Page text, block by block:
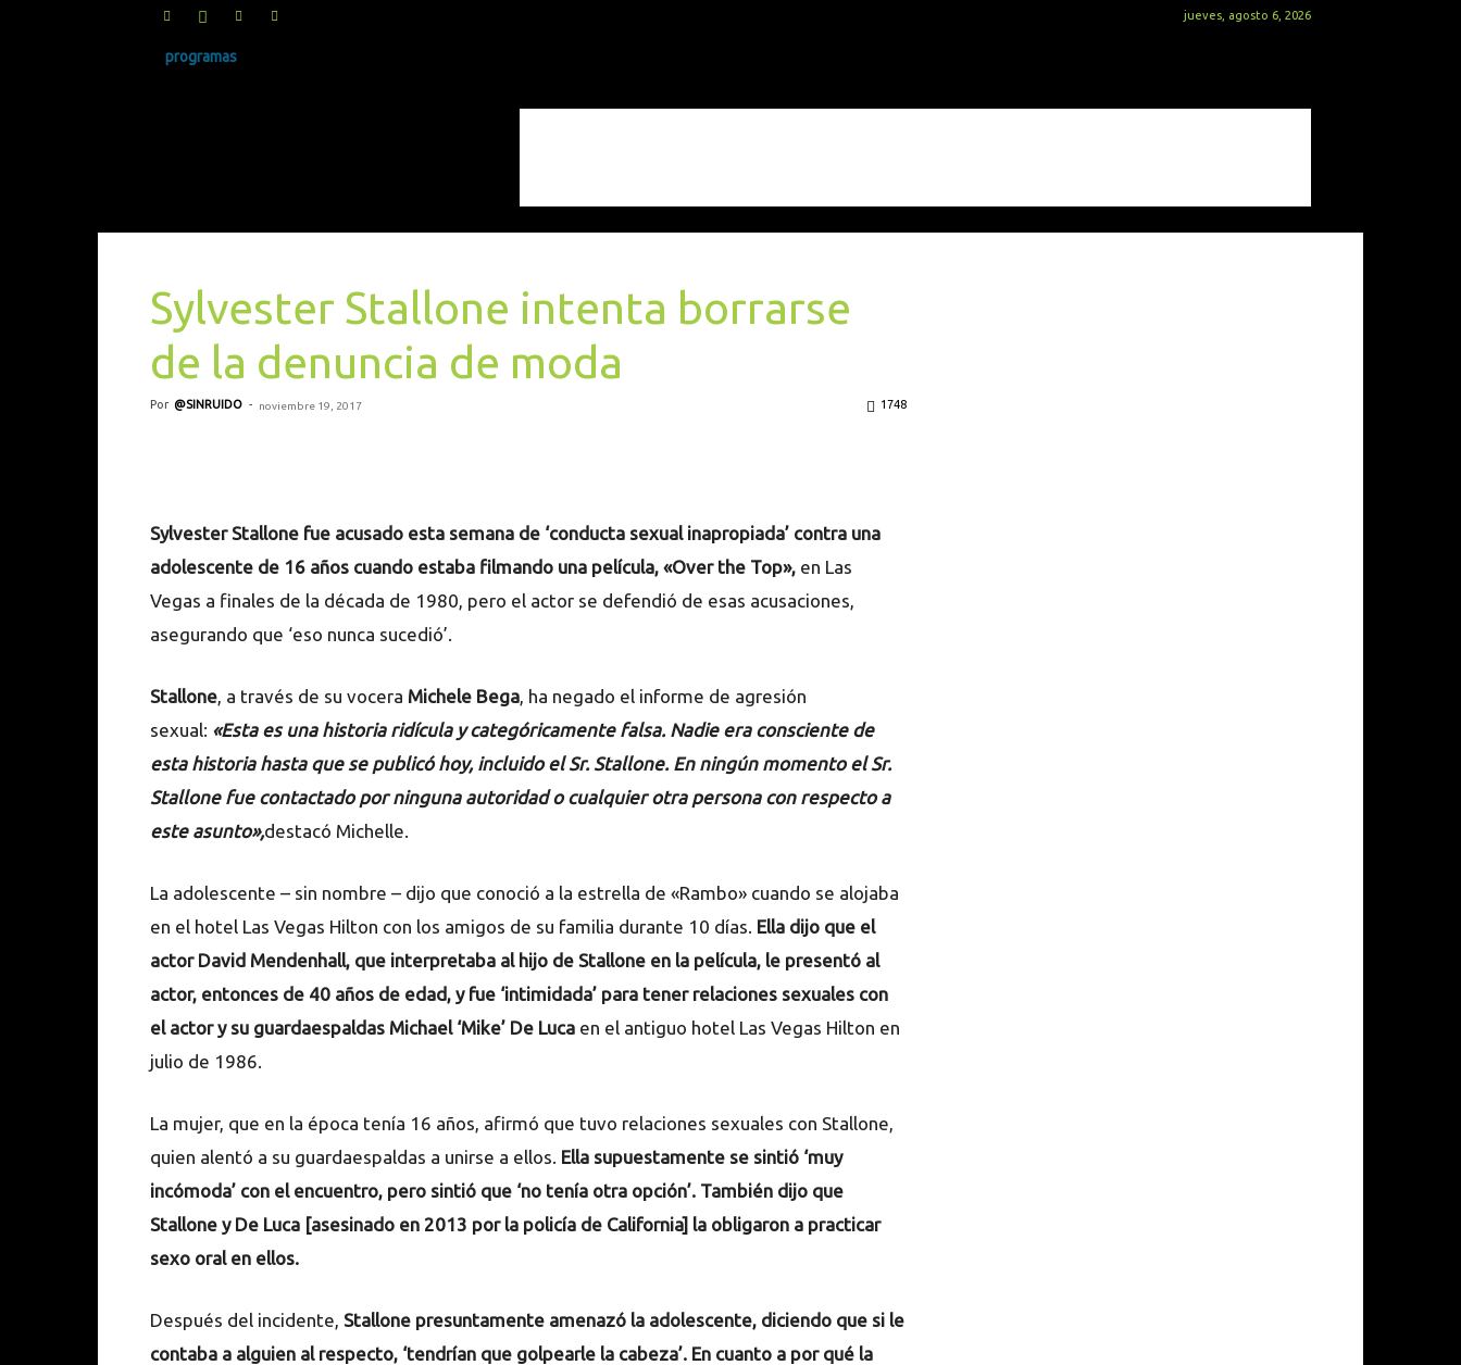
jueves, agosto 6, 2026
programas
Sylvester Stallone intenta borrarse
de la denuncia de moda
Por @SINRUIDO - noviembre 19, 2017 1748
Sylvester Stallone fue acusado esta semana de ‘conducta sexual inapropiada’ contra una
adolescente de 16 años cuando estaba filmando una película, «Over the Top», en Las
Vegas a finales de la década de 1980, pero el actor se defendió de esas acusaciones,
asegurando que ‘eso nunca sucedió’.
Stallone, a través de su vocera Michele Bega, ha negado el informe de agresión
sexual: «Esta es una historia ridícula y categóricamente falsa. Nadie era consciente de
esta historia hasta que se publicó hoy, incluido el Sr. Stallone. En ningún momento el Sr.
Stallone fue contactado por ninguna autoridad o cualquier otra persona con respecto a
este asunto»,destacó Michelle.
La adolescente – sin nombre – dijo que conoció a la estrella de «Rambo» cuando se alojaba
en el hotel Las Vegas Hilton con los amigos de su familia durante 10 días. Ella dijo que el
actor David Mendenhall, que interpretaba al hijo de Stallone en la película, le presentó al
actor, entonces de 40 años de edad, y fue ‘intimidada’ para tener relaciones sexuales con
el actor y su guardaespaldas Michael ‘Mike’ De Luca en el antiguo hotel Las Vegas Hilton en
julio de 1986.
La mujer, que en la época tenía 16 años, afirmó que tuvo relaciones sexuales con Stallone,
quien alentó a su guardaespaldas a unirse a ellos. Ella supuestamente se sintió ‘muy
incómoda’ con el encuentro, pero sintió que ‘no tenía otra opción’. También dijo que
Stallone y De Luca [asesinado en 2013 por la policía de California] la obligaron a practicar
sexo oral en ellos.
Después del incidente, Stallone presuntamente amenazó la adolescente, diciendo que si le
contaba a alguien al respecto, ‘tendrían que golpearle la cabeza’. En cuanto a por qué la